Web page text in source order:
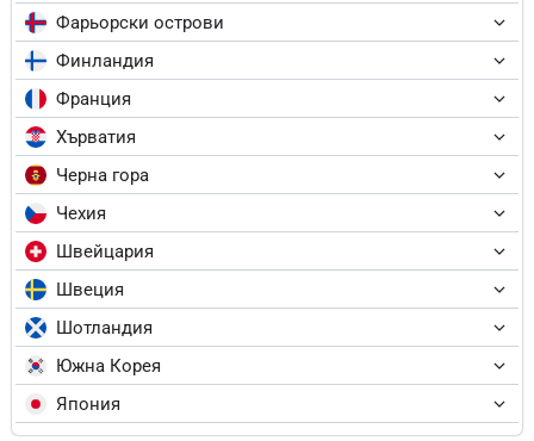
Фарьорски острови
Финландия
Франция
Хърватия
Черна гора
Чехия
Швейцария
Швеция
Шотландия
Южна Корея
Япония